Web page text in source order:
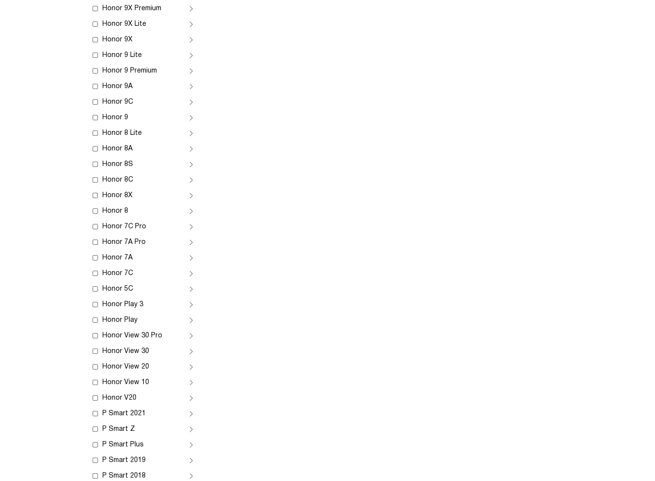
Honor 9X Premium
Honor 9X Lite
Honor 9X
Honor 9 Lite
Honor 9 Premium
Honor 9A
Honor 9C
Honor 9
Honor 8 Lite
Honor 8A
Honor 8S
Honor 8C
Honor 8X
Honor 8
Honor 7C Pro
Honor 7A Pro
Honor 7A
Honor 7C
Honor 5C
Honor Play 3
Honor Play
Honor View 30 Pro
Honor View 30
Honor View 20
Honor View 10
Honor V20
P Smart 2021
P Smart Z
P Smart Plus
P Smart 2019
P Smart 2018